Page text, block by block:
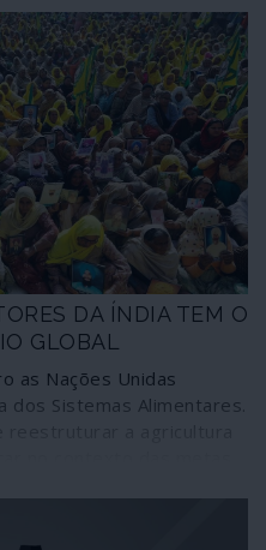
DA ÍNDIA TEM O
GLOBAL
as Nações Unidas
dos Sistemas Alimentares.